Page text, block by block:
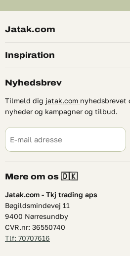
Jatak.com
Inspiration
Nyhedsbrev
Tilmeld dig jatak.com nyhedsbrevet
nyheder og kampagner og tilbud.
E-mail adresse
Mere om os 🇩🇰
Jatak.com - Tkj trading aps
Bøgildsmindevej 11
9400 Nørresundby
CVR.nr: 36550740
Tlf: 70707616